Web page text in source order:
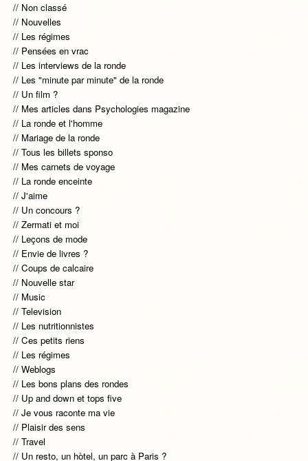
Non classé
Nouvelles
Les régimes
Pensées en vrac
Les interviews de la ronde
Les "minute par minute" de la ronde
Un film ?
Mes articles dans Psychologies magazine
La ronde et l'homme
Mariage de la ronde
Tous les billets sponso
Mes carnets de voyage
La ronde enceinte
J'aime
Un concours ?
Zermati et moi
Leçons de mode
Envie de livres ?
Coups de calcaire
Nouvelle star
Music
Television
Les nutritionnistes
Ces petits riens
Les régimes
Weblogs
Les bons plans des rondes
Up and down et tops five
Je vous raconte ma vie
Plaisir des sens
Travel
Un resto, un hòtel, un parc à Paris ?